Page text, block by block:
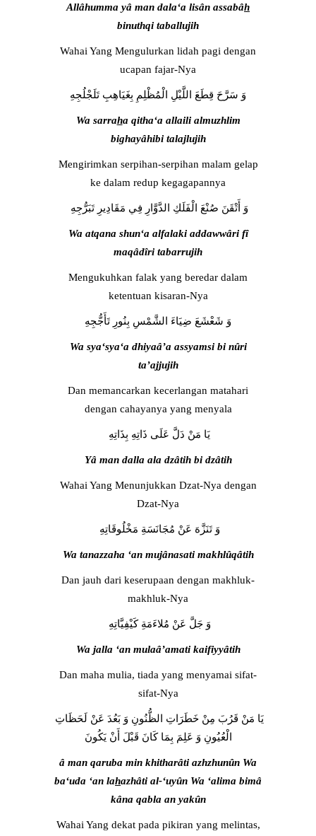
Allâhumma yâ man dala‘a lisân assabâh
binuthqi taballujih
Wahai Yang Mengulurkan lidah pagi dengan
ucapan fajar-Nya
وَ سَرَّحَ قِطَعَ اللَّيْلِ الْمُظْلِمِ بِغَيَاهِبِ تَلَجْلُجِهِ
Wa sarraha qitha‘a allaili almuzhlim
bighayâhibi talajlujih
Mengirimkan serpihan-serpihan malam gelap
ke dalam redup kegagapannya
وَ أَتْقَنَ صُنْعَ الْفَلَكِ الدَّوَّارِ فِي مَقَادِيرِ تَبَرُّجِهِ
Wa atqana shun‘a alfalaki addawwâri fî
maqâdîri tabarrujih
Mengukuhkan falak yang beredar dalam
ketentuan kisaran-Nya
وَ شَعْشَعَ ضِيَاءَ الشَّمْسِ بِنُورِ تَأَجُّجِهِ
Wa sya‘sya‘a dhiyaâ’a assyamsi bi nûri
ta’ajjujih
Dan memancarkan kecerlangan matahari
dengan cahayanya yang menyala
يَا مَنْ دَلَّ عَلَى ذَاتِهِ بِذَاتِهِ
Yâ man dalla ala dzâtih bi dzâtih
Wahai Yang Menunjukkan Dzat-Nya dengan
Dzat-Nya
وَ تَنَزَّهَ عَنْ مُجَانَسَةِ مَخْلُوقَاتِهِ
Wa tanazzaha ‘an mujânasati makhlûqâtih
Dan jauh dari keserupaan dengan makhluk-
makhluk-Nya
وَ جَلَّ عَنْ مُلاءَمَةِ كَيْفِيَّاتِهِ
Wa jalla ‘an mulaâ’amati kaifiyyâtih
Dan maha mulia, tiada yang menyamai sifat-
sifat-Nya
الْعُيُونِ وَ عَلِمَ بِمَا كَانَ قَبْلَ أَنْ يَكُونَ
â man qaruba min khitharâti azhzhunûn Wa
ba‘uda ‘an lahazhâti al-‘uyûn Wa ‘alima bimâ
kâna qabla an yakûn
Wahai Yang dekat pada pikiran yang melintas,